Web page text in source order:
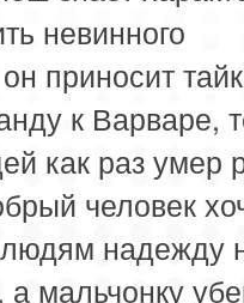
невинного
приносит
к Варваре,
как раз умер
человек
надежду
мальчонку